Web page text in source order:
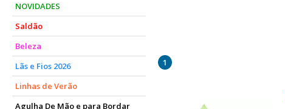
NOVIDADES
Saldão
Beleza
Lãs e Fios 2026
Linhas de Verão
Agulha De Mão e para Bordar
1